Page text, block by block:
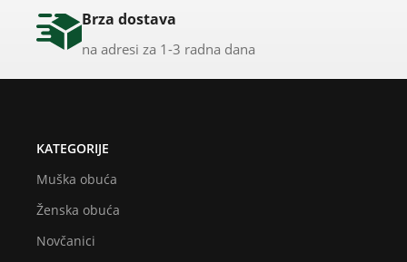
Brza dostava
na adresi za 1-3 radna dana
KATEGORIJE
Muška obuća
Ženska obuća
Novčanici